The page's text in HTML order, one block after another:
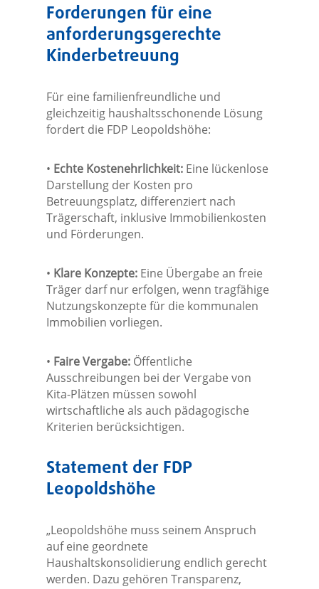
Forderungen für eine
anforderungsgerechte
Kinderbetreuung
Für eine familienfreundliche und
gleichzeitig haushaltsschonende Lösung
fordert die FDP Leopoldshöhe:
• Echte Kostenehrlichkeit: Eine lückenlose
Darstellung der Kosten pro
Betreuungsplatz, differenziert nach
Trägerschaft, inklusive Immobilienkosten
und Förderungen.
• Klare Konzepte: Eine Übergabe an freie
Träger darf nur erfolgen, wenn tragfähige
Nutzungskonzepte für die kommunalen
Immobilien vorliegen.
• Faire Vergabe:Öffentliche
Ausschreibungen bei der Vergabe von
Kita-Plätzen müssen sowohl
wirtschaftliche als auch pädagogische
Kriterien berücksichtigen.
Statement der FDP
Leopoldshöhe
„Leopoldshöhe muss seinem Anspruch
auf eine geordnete
Haushaltskonsolidierung endlich gerecht
werden. Dazu gehören Transparenz,